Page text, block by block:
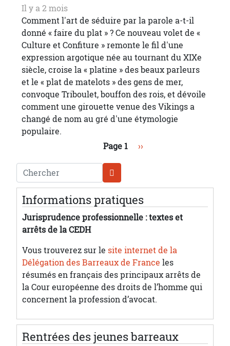
Il y a 2 mois
Comment l'art de séduire par la parole a-t-il
donné « faire du plat » ? Ce nouveau volet de «
Culture et Confiture » remonte le fil d'une
expression argotique née au tournant du XIXe
siècle, croise la « platine » des beaux parleurs
et le « plat de matelots » des gens de mer,
convoque Triboulet, bouffon des rois, et dévoile
comment une girouette venue des Vikings a
changé de nom au gré d'une étymologie
populaire.
Page 1 Page suivante
››
Chercher
Informations pratiques
Jurisprudence professionnelle : textes et
arrêts de la CEDH
Vous trouverez sur le site internet de la
Délégation des Barreaux de France les
résumés en français des principaux arrêts de
la Cour européenne des droits de l’homme qui
concernent la profession d’avocat.
Rentrées des jeunes barreaux